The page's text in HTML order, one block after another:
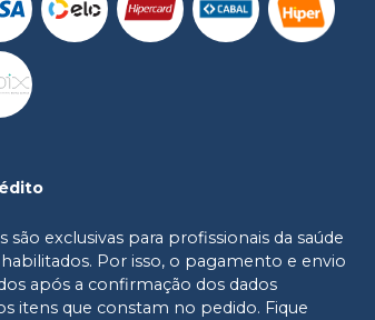
são exclusivas para profissionais da saúde
Por isso, o pagamento e envio
após a confirmação dos dados
itens que constam no pedido. Fique